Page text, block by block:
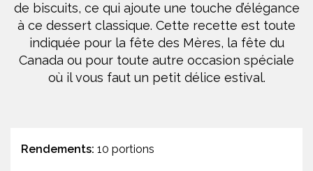
de biscuits, ce qui ajoute une touche d’élégance
à ce dessert classique. Cette recette est toute
indiquée pour la fête des Mères, la fête du
Canada ou pour toute autre occasion spéciale
où il vous faut un petit délice estival.
Rendements: 10 portions